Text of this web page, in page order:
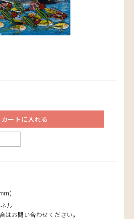
カートに入れる
ル
お問い合わせください。